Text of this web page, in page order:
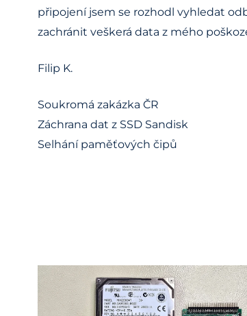
připojení jsem se rozhodl vyhledat
zachránit veškerá data z mého
Filip K.
Soukromá zakázka ČR
Záchrana dat z SSD Sandisk
Selhání paměťových čipů